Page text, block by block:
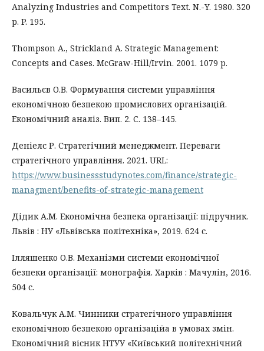
Analyzing Industries and Competitors Text. N.-Y. 1980. 320
p. P. 195.
Thompson A., Strickland A. Strategic Management:
Concepts and Cases. McGraw-Hill/Irvin. 2001. 1079 p.
Васильєв О.В. Формування системи управління
економічною безпекою промислових організацій.
Економічний аналіз. Вип. 2. С. 138–145.
Деніелс Р. Стратегічний менеджмент. Переваги
стратегічного управління. 2021. URL:
https://www.businessstudynotes.com/finance/strategic-
managment/benefits-of-strategic-management
Дідик А.М. Економічна безпека організації: підручник.
Львів : НУ «Львівська політехніка», 2019. 624 с.
Ілляшенко О.В. Механізми системи економічної
безпеки організації: монографія. Харків : Мачулін, 2016.
504 с.
Ковальчук А.М. Чинники стратегічного управління
економічною безпекою організаційа в умовах змін.
Економічний вісник НТУУ «Київський політехнічний